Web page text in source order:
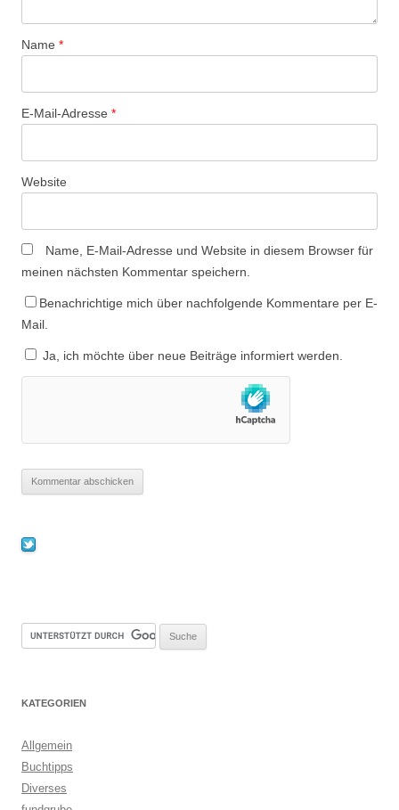
Name *
E-Mail-Adresse *
Website
Name, E-Mail-Adresse und Website in diesem Browser für
meinen nächsten Kommentar speichern.
Benachrichtige mich über nachfolgende Kommentare per E-
Mail.
Ja, ich möchte über neue Beiträge informiert werden.
KATEGORIEN
Allgemein
Buchtipps
Diverses